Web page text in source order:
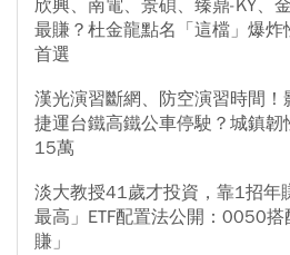
欣興、南電、景碩、臻鼎-KY、
最賺？杜金龍點名「這檔」爆
首選
漢光演習斷網、防空演習時間
捷運台鐵高鐵公車停駛？城鎮韌
15萬
淡大教授41歲才投資，靠1招年
最高」ETF配置法公開：0050
賺」